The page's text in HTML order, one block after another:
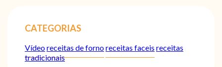
CATEGORIAS
Vídeoreceitas de fornoreceitas faceis receitas
tradicionais